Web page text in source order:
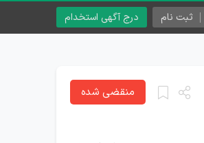
درج آگهی استخدام ثبت نام
منقضی شده